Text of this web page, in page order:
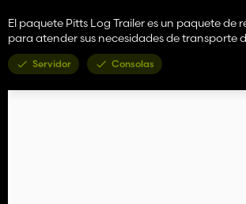
El paquete Pitts Log Trailer es un paquete de
para atender sus necesidades de transporte
Servidor Consolas